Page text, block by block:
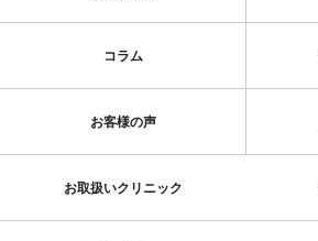
コラム
お客様の声
お取扱いクリニック